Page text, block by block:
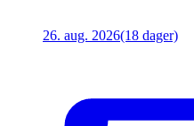
26. aug. 2026(18 dager)